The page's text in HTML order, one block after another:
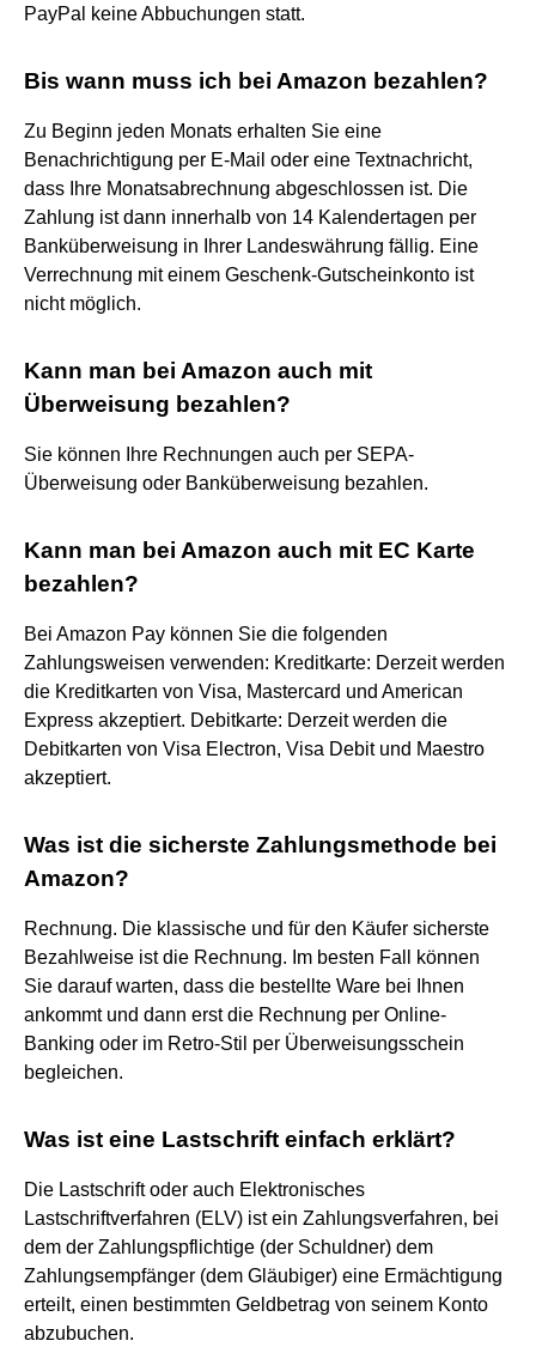
PayPal keine Abbuchungen statt.
Bis wann muss ich bei Amazon bezahlen?
Zu Beginn jeden Monats erhalten Sie eine
Benachrichtigung per E-Mail oder eine Textnachricht,
dass Ihre Monatsabrechnung abgeschlossen ist. Die
Zahlung ist dann innerhalb von 14 Kalendertagen per
Banküberweisung in Ihrer Landeswährung fällig. Eine
Verrechnung mit einem Geschenk-Gutscheinkonto ist
nicht möglich.
Kann man bei Amazon auch mit
Überweisung bezahlen?
Sie können Ihre Rechnungen auch per SEPA-
Überweisung oder Banküberweisung bezahlen.
Kann man bei Amazon auch mit EC Karte
bezahlen?
Bei Amazon Pay können Sie die folgenden
Zahlungsweisen verwenden: Kreditkarte: Derzeit werden
die Kreditkarten von Visa, Mastercard und American
Express akzeptiert. Debitkarte: Derzeit werden die
Debitkarten von Visa Electron, Visa Debit und Maestro
akzeptiert.
Was ist die sicherste Zahlungsmethode bei
Amazon?
Rechnung. Die klassische und für den Käufer sicherste
Bezahlweise ist die Rechnung. Im besten Fall können
Sie darauf warten, dass die bestellte Ware bei Ihnen
ankommt und dann erst die Rechnung per Online-
Banking oder im Retro-Stil per Überweisungsschein
begleichen.
Was ist eine Lastschrift einfach erklärt?
Die Lastschrift oder auch Elektronisches
Lastschriftverfahren (ELV) ist ein Zahlungsverfahren, bei
dem der Zahlungspflichtige (der Schuldner) dem
Zahlungsempfänger (dem Gläubiger) eine Ermächtigung
erteilt, einen bestimmten Geldbetrag von seinem Konto
abzubuchen.